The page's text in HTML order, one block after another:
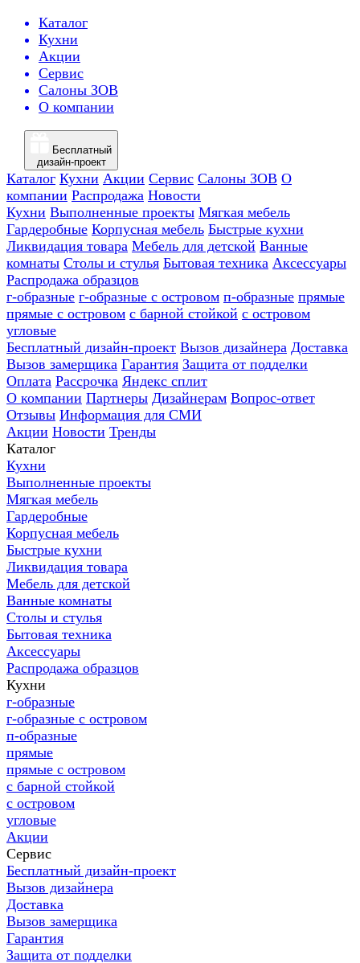
Каталог
Кухни
Акции
Сервис
Салоны ЗОВ
О компании
Бесплатный
дизайн-проект
Каталог Кухни Акции Сервис Салоны ЗОВ О
компании Распродажа Новости
Кухни Выполненные проекты Мягкая мебель
Гардеробные Корпусная мебель Быстрые кухни
Ликвидация товара Мебель для детской Ванные
комнаты Столы и стулья Бытовая техника Аксессуары
Распродажа образцов
г-образные г-образные с островом п-образные прямые
прямые с островом с барной стойкой с островом
угловые
Бесплатный дизайн-проект Вызов дизайнера Доставка
Вызов замерщика Гарантия Защита от подделки
Оплата Рассрочка Яндекс сплит
О компании Партнеры Дизайнерам Вопрос-ответ
Отзывы Информация для СМИ
Акции Новости Тренды
Каталог
Кухни
Выполненные проекты
Мягкая мебель
Гардеробные
Корпусная мебель
Быстрые кухни
Ликвидация товара
Мебель для детской
Ванные комнаты
Столы и стулья
Бытовая техника
Аксессуары
Распродажа образцов
Кухни
г-образные
г-образные с островом
п-образные
прямые
прямые с островом
с барной стойкой
с островом
угловые
Акции
Сервис
Бесплатный дизайн-проект
Вызов дизайнера
Доставка
Вызов замерщика
Гарантия
Защита от подделки